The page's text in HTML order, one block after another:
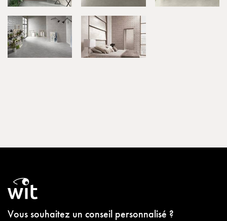
Vous souhaitez un conseil personnalisé ?